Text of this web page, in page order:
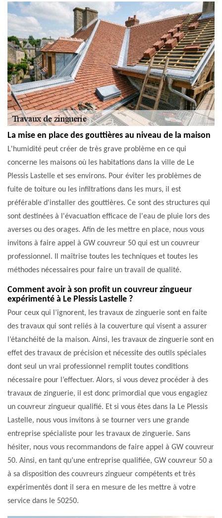
La mise en place des gouttières au niveau de la maison
L'humidité peut créer de très grave problème en ce qui
concerne les maisons où les habitations dans la ville de Le
Plessis Lastelle et ses environs. Pour éviter les problèmes de
fuite de toiture ou les infiltrations dans les murs, il est
préférable d'installer des gouttières. Ce sont des structures qui
sont destinées à l'évacuation efficace de l'eau de pluie lors des
averses ou des orages. Afin de les mettre en place, nous vous
invitons à faire appel à GW couvreur 50 qui est un couvreur
professionnel. Il maîtrise toutes les techniques et toutes les
méthodes nécessaires pour faire un travail de qualité.
Comment avoir à son profit un couvreur zingueur
expérimenté à Le Plessis Lastelle ?
Pour ceux qui l’ignorent, les travaux de zinguerie sont en faite
des travaux qui sont reliés à la couverture qui visent a assurer
l’étanchéité de la maison. Ainsi, les travaux de zinguerie sont en
effet des travaux de précision et nécessite des outils spéciales
dont seul un vrai professionnel remplit toutes conditions
nécessaire pour l’effectuer. Alors, si vous devez procéder à des
travaux de zinguerie, il est donc primordial que vous engagiez
un couvreur zingueur qualifié. Et si vous êtes dans la Le Plessis
Lastelle, nous vous invitons à se tourner vers une grande
entreprise spécialiste pour les travaux de zinguerie. Sans
hésiter, nous vous recommandons de faire appel à GW couvreur
50. Ainsi, en tant qu’une entreprise qualifiée, GW couvreur 50 a
à sa disposition des couvreurs zingueur compétents et très
expérimentés dont il sera en mesure de les mettre à votre
service dans le 50250.